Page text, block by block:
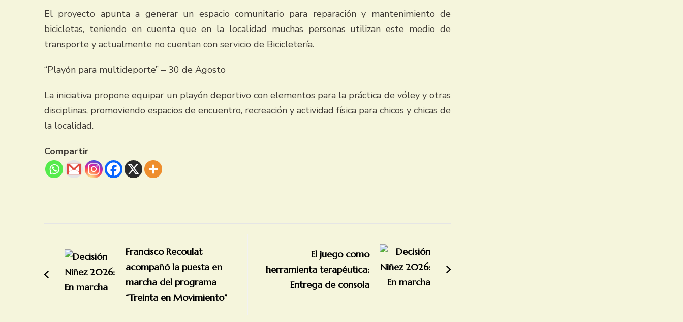
El proyecto apunta a generar un espacio comunitario para reparación y mantenimiento de
bicicletas, teniendo en cuenta que en la localidad muchas personas utilizan este medio de
transporte y actualmente no cuentan con servicio de Bicicletería.
“Playón para multideporte” – 30 de Agosto
La iniciativa propone equipar un playón deportivo con elementos para la práctica de vóley y otras
disciplinas, promoviendo espacios de encuentro, recreación y actividad física para chicos y chicas de
la localidad.
Compartir
entradas
Francisco Recoulat
acompañó la puesta en
marcha del programa
“Treinta en Movimiento”
El juego como
herramienta terapéutica:
Entrega de consola